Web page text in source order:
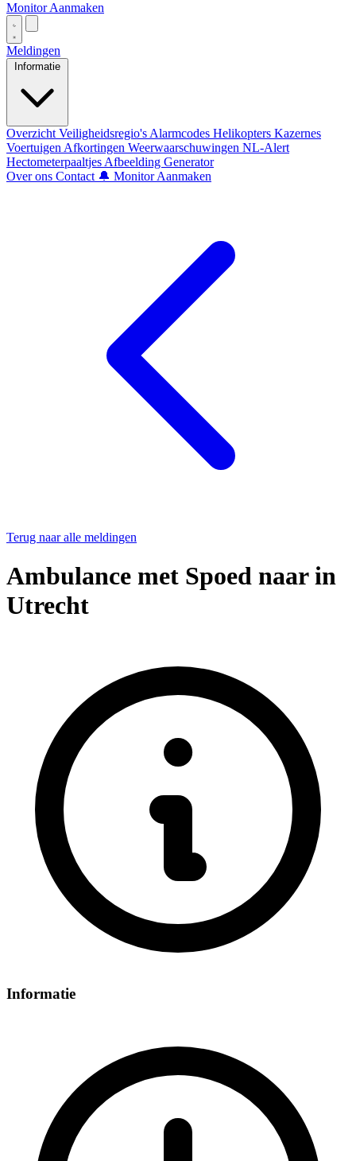
Monitor Aanmaken
Meldingen
Informatie
Overzicht Veiligheidsregio's Alarmcodes Helikopters Kazernes
Voertuigen Afkortingen Weerwaarschuwingen NL-Alert
Hectometerpaaltjes Afbeelding Generator
Over ons Contact 🔔 Monitor Aanmaken
Terug naar alle meldingen
Ambulance met Spoed naar in
Utrecht
Informatie